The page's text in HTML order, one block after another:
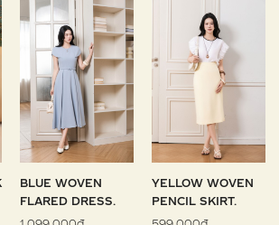
BLUE WOVEN
FLARED DRESS.
YELLOW WOVEN
PENCIL SKIRT.